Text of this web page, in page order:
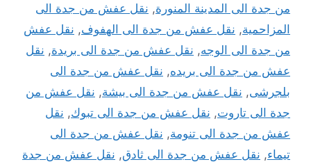
من جدة الى المدينة المنورة, نقل عفش من جدة الى
المزاحمية, نقل عفش من جدة الى الهفوف, نقل عفش
من جدة الى الوجه, نقل عفش من جدة الى بريدة, نقل
عفش من جدة الى بريده, نقل عفش من جدة الى
بلجرشى, نقل عفش من جدة الى بيشة, نقل عفش من
جدة الى تاروت, نقل عفش من جدة الى تبوك, نقل
عفش من جدة الى تنومة, نقل عفش من جدة الى
تيماء, نقل عفش من جدة الى ثادق, نقل عفش من جدة